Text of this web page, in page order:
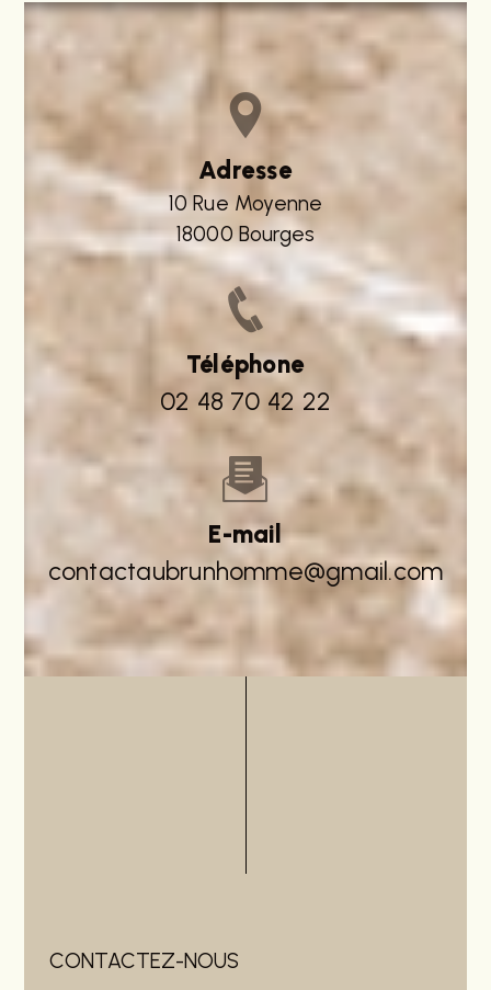
Adresse
10 Rue Moyenne
18000 Bourges
Téléphone
02 48 70 42 22
E-mail
contactaubrunhomme@gmail.com
CONTACTEZ-NOUS